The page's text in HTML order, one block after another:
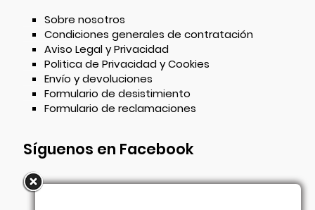
Sobre nosotros
Condiciones generales de contratación
Aviso Legal y Privacidad
Politica de Privacidad y Cookies
Envío y devoluciones
Formulario de desistimiento
Formulario de reclamaciones
Síguenos en Facebook